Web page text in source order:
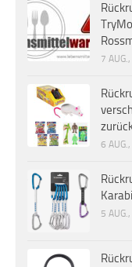
7
6
5